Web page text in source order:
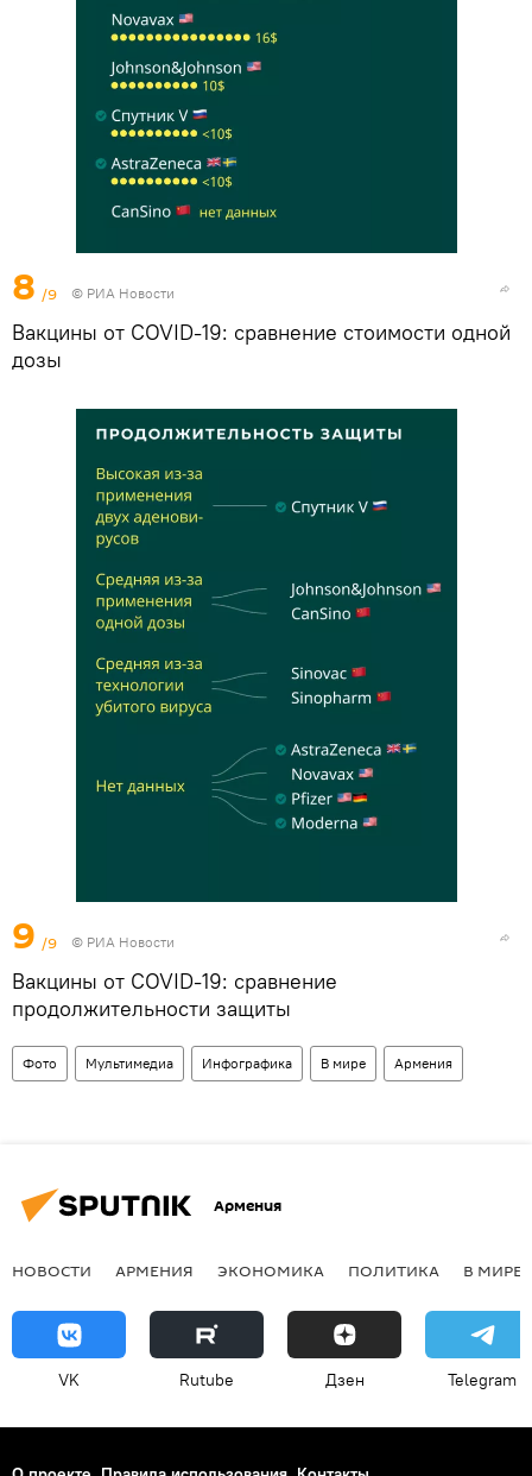
8 /9 © РИА Новости
Вакцины от COVID-19: сравнение стоимости одной
дозы
9 /9 © РИА Новости
Вакцины от COVID-19: сравнение
продолжительности защиты
Фото Мультимедиа Инфографика В мире Армения
Армения
НОВОСТИ АРМЕНИЯ ЭКОНОМИКА ПОЛИТИКА В МИРЕ
VK Rutube Дзен Telegram